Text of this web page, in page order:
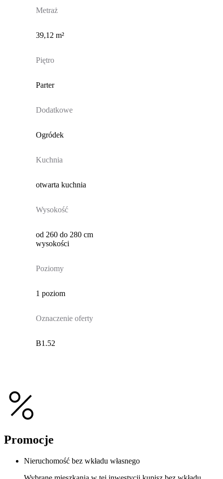
Metraż
39,12 m²
Piętro
Parter
Dodatkowe
Ogródek
Kuchnia
otwarta kuchnia
Wysokość
od 260 do 280 cm
wysokości
Poziomy
1 poziom
Oznaczenie oferty
B1.52
Promocje
Nieruchomość bez wkładu własnego